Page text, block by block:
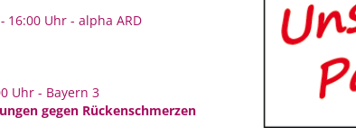
16:00 Uhr - alpha ARD
Uhr - Bayern 3
gegen Rückenschmerzen